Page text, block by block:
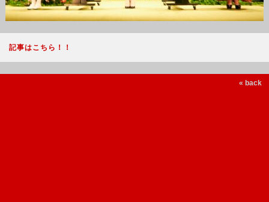
記事はこちら！！
« back